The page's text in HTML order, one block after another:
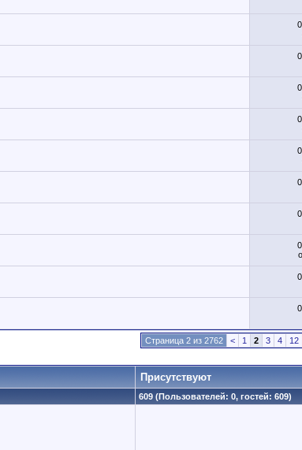
Страница 2 из 2762 < 1 2 3 4 12
Присутствуют
609 (Пользователей: 0, гостей: 609)